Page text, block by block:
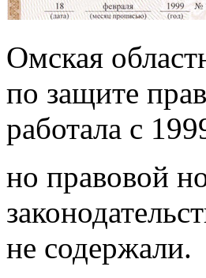
Омская
по защите
работала с
но правовой
не содержали.